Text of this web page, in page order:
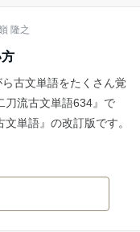
隆之
古文単語をたくさん覚
刀流古文単語634』で
単語』の改訂版です。